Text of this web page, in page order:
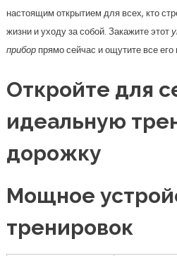
настоящим открытием для всех, кто
жизни и уходу за собой. Закажите этот
приборпрямо сейчас и ощутите все
Откройте для
идеальную
дорожку
Мощное
тренировок